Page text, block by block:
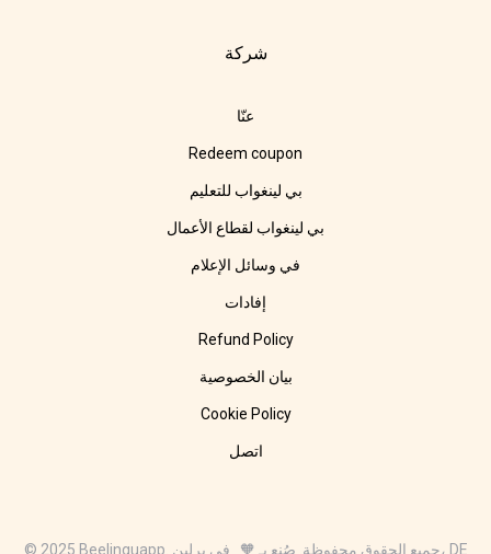
شركة
عنّا
Redeem coupon
بي لينغواب للتعليم
بي لينغواب لقطاع الأعمال
في وسائل الإعلام
إفادات
Refund Policy
بيان الخصوصية
Cookie Policy
اتصل
© 2025 Beelinguapp. جميع الحقوق محفوظة. صُنع بـ 🧡 في برلين، DE